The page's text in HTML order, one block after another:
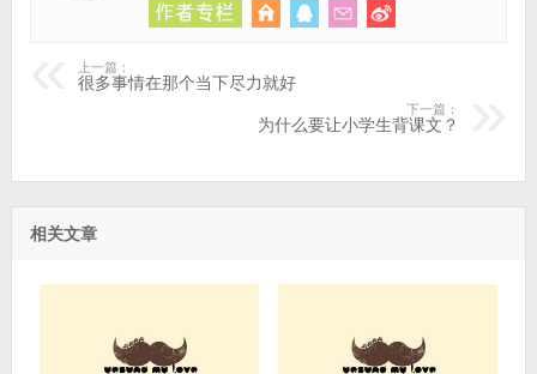
上一篇：
很多事情在那个当下尽力就好
下一篇：
为什么要让小学生背课文？
相关文章